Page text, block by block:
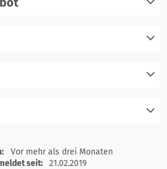
registrieren
einloggen
Vor mehr als drei Monaten
seit:
21.02.2019